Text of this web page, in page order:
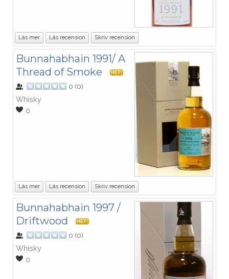
Läs mer Läs recension Skriv recension
Bunnahabhain 1991/ A
Thread of Smoke
HET!
0 (0)
Whisky
0
Läs mer Läs recension Skriv recension
Bunnahabhain 1997 /
Driftwood
HET!
0 (0)
Whisky
0